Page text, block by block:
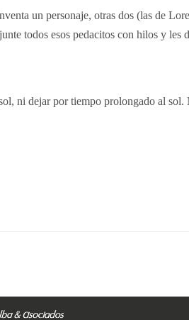
un personaje, otras dos (las de
todos esos pedacitos con hilos y les
ni dejar por tiempo prolongado al sol.